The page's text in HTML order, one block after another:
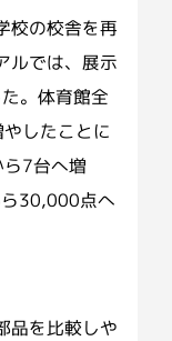
校の校舎を再
ルでは、展示
。体育館全
したことに
7台へ増
30,000点へ
品を比較しや